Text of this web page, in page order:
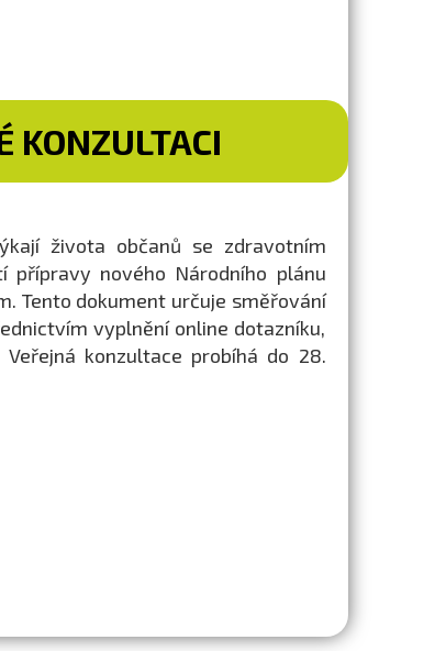
KONZULTACI
života občanů se zdravotním
nového Národního plánu
Tento dokument určuje směřování
vyplnění online dotazníku,
Veřejná konzultace probíhá do 28.